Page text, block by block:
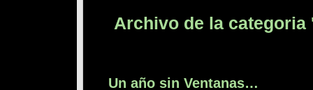
Archivo de la categoria
Un año sin Ventanas…